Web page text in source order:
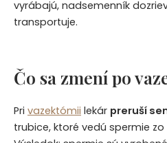
vyrábajú, nadsemenník
transportuje.
Čo sa zmení po
Pri vazektómii lekár preruší
trubice, ktoré vedú spermie